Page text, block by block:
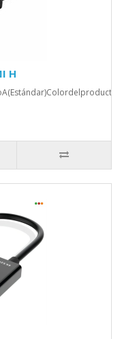
H